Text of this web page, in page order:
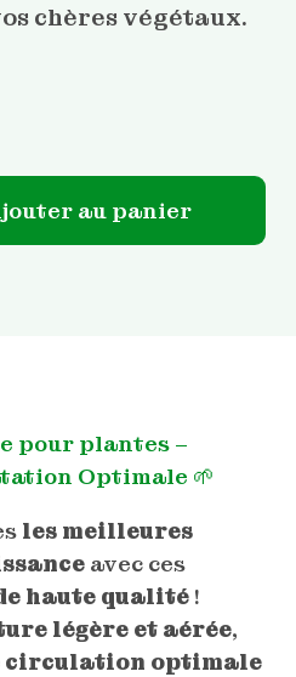
chères végétaux.
pour plantes
au panier
pour plantes –
Optimale 🌱
les meilleures
avec ces
haute qualité!
légère et aérée,
circulation optimale